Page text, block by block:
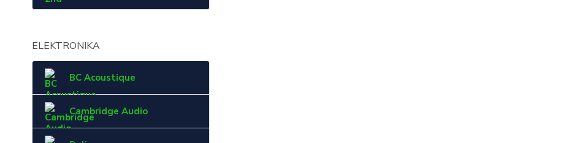
ELEKTRONIKA
BC Acoustique
Cambridge Audio